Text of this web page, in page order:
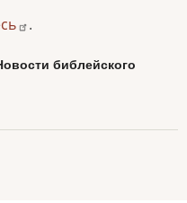
.
библейского